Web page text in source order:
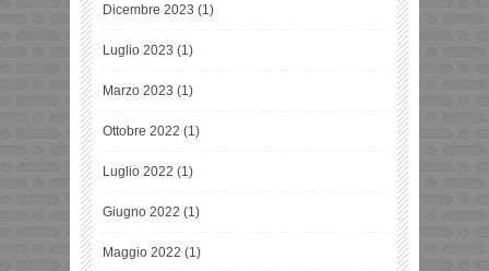
Dicembre 2023 (1)
Luglio 2023 (1)
Marzo 2023 (1)
Ottobre 2022 (1)
Luglio 2022 (1)
Giugno 2022 (1)
Maggio 2022 (1)